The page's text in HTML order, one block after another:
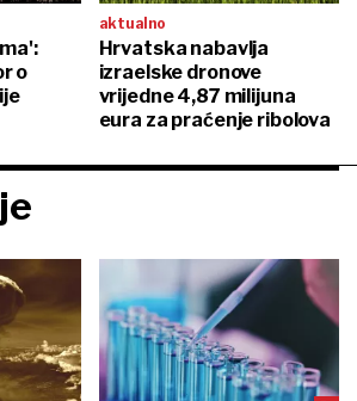
o
aktualno
Hrvatska nabavlja
izraelske dronove
vrijedne 4,87 milijuna
eura za praćenje ribolova